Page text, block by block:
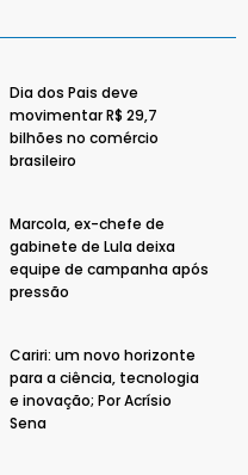
Dia dos Pais deve
movimentar R$ 29,7
bilhões no comércio
brasileiro
Marcola, ex-chefe de
gabinete de Lula deixa
equipe de campanha após
pressão
Cariri: um novo horizonte
para a ciência, tecnologia
e inovação; Por Acrísio
Sena